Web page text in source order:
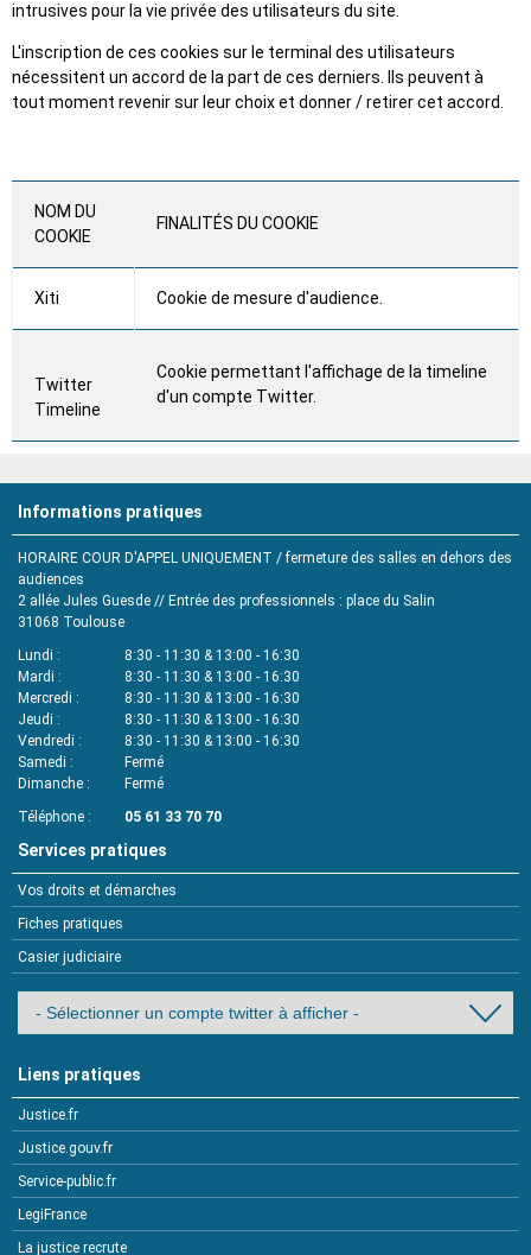
intrusives pour la vie privée des utilisateurs du site.
L'inscription de ces cookies sur le terminal des utilisateurs
nécessitent un accord de la part de ces derniers. Ils peuvent à
tout moment revenir sur leur choix et donner / retirer cet accord.
NOM DU
COOKIE
FINALITÉS DU COOKIE
Xiti Cookie de mesure d'audience.
Twitter
Timeline
Cookie permettant l'affichage de la timeline
d'un compte Twitter.
Informations pratiques
HORAIRE COUR D'APPEL UNIQUEMENT / fermeture des salles en dehors des
audiences
2 allée Jules Guesde // Entrée des professionnels : place du Salin
31068 Toulouse
Lundi
8:30 - 11:30 & 13:00 - 16:30
Mardi
8:30 - 11:30 & 13:00 - 16:30
Mercredi
8:30 - 11:30 & 13:00 - 16:30
Jeudi
8:30 - 11:30 & 13:00 - 16:30
Vendredi
8:30 - 11:30 & 13:00 - 16:30
Samedi
Fermé
Dimanche
Fermé
Téléphone
05 61 33 70 70
Services pratiques
Vos droits et démarches
Fiches pratiques
Casier judiciaire
Liens pratiques
Justice.fr
Justice.gouv.fr
Service-public.fr
LegiFrance
La justice recrute